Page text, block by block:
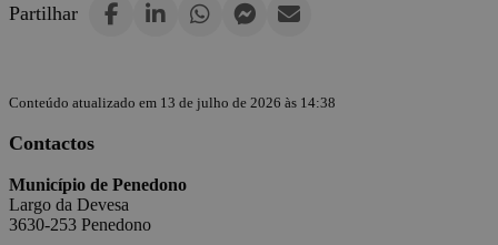
Partilhar
Conteúdo atualizado em 13 de julho de 2026 às 14:38
Contactos
Município de Penedono
Largo da Devesa
3630-253 Penedono